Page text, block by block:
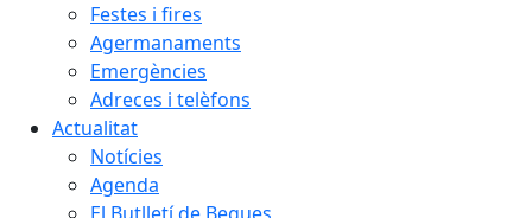
Festes i fires
Agermanaments
Emergències
Adreces i telèfons
Actualitat
Notícies
Agenda